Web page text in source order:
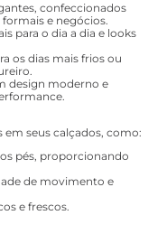
confeccionados
e negócios.
para o dia a dia e looks
os dias mais frios ou
design moderno e
seus calçados, como:
pés, proporcionando
de movimento e
e frescos.